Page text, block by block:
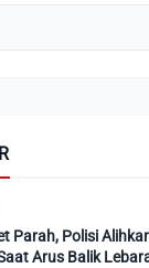
Parah, Polisi
Arus Balik